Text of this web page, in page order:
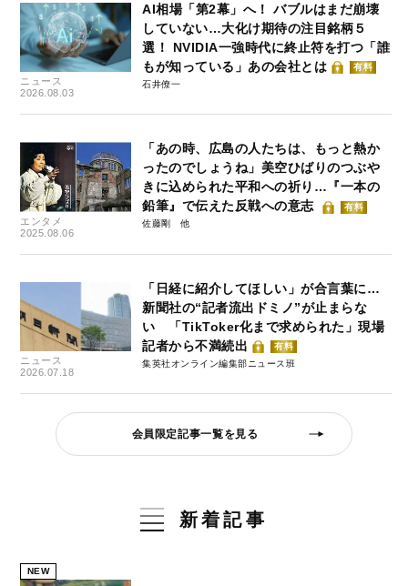
ニュース
2026.08.03
AI相場「第2幕」へ！ バブルはまだ崩壊
していない…大化け期待の注目銘柄５
選！ NVIDIA一強時代に終止符を打つ「誰
もが知っている」あの会社とは
有料
石井僚一
エンタメ
2025.08.06
「あの時、広島の人たちは、もっと熱か
ったのでしょうね」美空ひばりのつぶや
きに込められた平和への祈り…『一本の
鉛筆』で伝えた反戦への意志
有料
佐藤剛
ニュース
2026.07.18
「日経に紹介してほしい」が合言葉に…
新聞社の“記者流出ドミノ”が止まらな
い 「TikToker化まで求められた」現場
記者から不満続出
有料
集英社オンライン編集部ニュース班
会員限定記事一覧を見る
新着記事
NEW